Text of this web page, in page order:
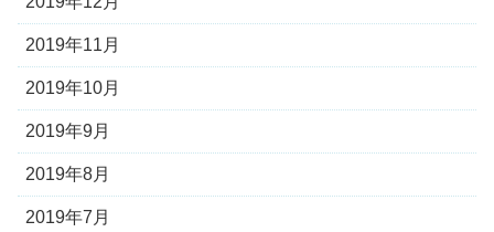
2019年11月
2019年10月
2019年9月
2019年8月
2019年7月